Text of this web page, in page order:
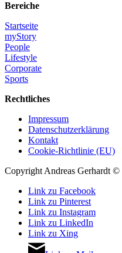
Bereiche
Startseite
myStory
People
Lifestyle
Corporate
Sports
Rechtliches
Impressum
Datenschutzerklärung
Kontakt
Cookie-Richtlinie (EU)
Copyright Andreas Gerhardt ©
Link zu Facebook
Link zu Pinterest
Link zu Instagram
Link zu LinkedIn
Link zu Xing